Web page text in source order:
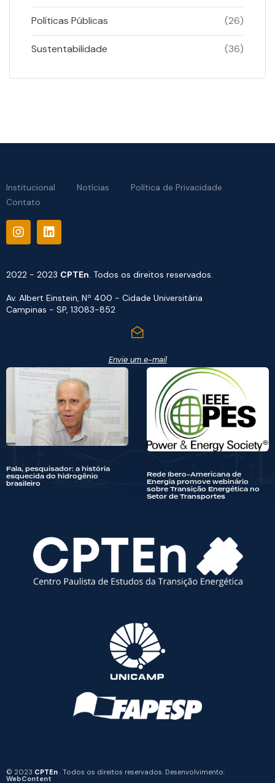
Políticas Públicas (26)
Sustentabilidade (36)
Institucional Notícias
Política de Privacidade
Contato
2022 - 2023 CPTEn. Todos os direitos reservados.
Av. Albert Einstein, Nº 400 - Cidade Universitária
Campinas - SP, 13083-852
Envie um e-mail
Fala, pesquisador: a história
esquecida do hidrogênio
brasileiro
Rede Ibero-Americana de
Energia promove webinário
sobre Transição Energética no
Setor de Transportes
© 2023 CPTEn . Todos os direitos reservados. Desenvolvimento:
WebContent